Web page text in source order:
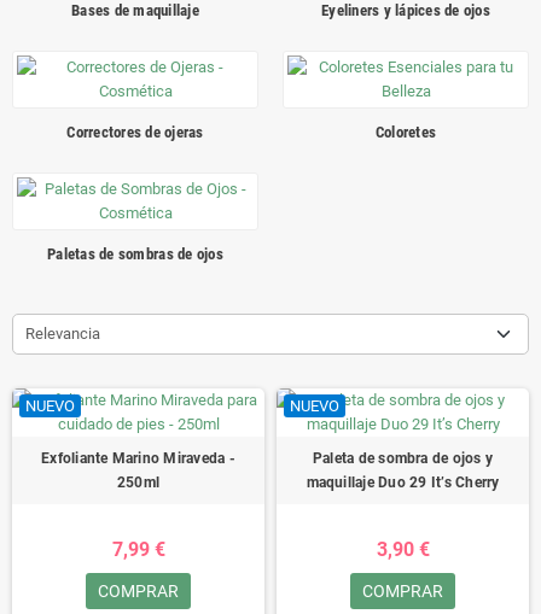
Bases de maquillaje Eyeliners y lápices de ojos
Correctores de ojeras Coloretes
Paletas de sombras de ojos
Relevancia
NUEVO
Exfoliante Marino Miraveda -
250ml
7,99 €
COMPRAR
NUEVO
Paleta de sombra de ojos y
maquillaje Duo 29 It’s Cherry
3,90 €
COMPRAR